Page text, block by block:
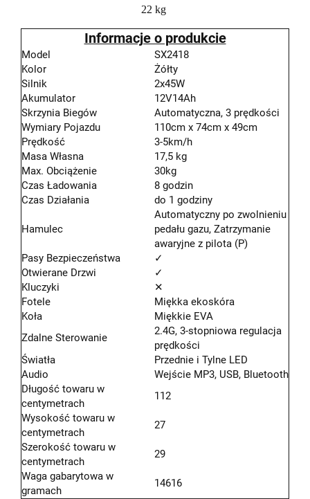
22 kg
Informacje o produkcie
Model
SX2418
Kolor
Żółty
Silnik
2x45W
Akumulator
12V14Ah
Skrzynia Biegów
Automatyczna, 3 prędkości
Wymiary Pojazdu
110cm x 74cm x 49cm
Prędkość
3-5km/h
Masa Własna
17,5 kg
Max. Obciążenie
30kg
Czas Ładowania
8 godzin
Czas Działania
do 1 godziny
Hamulec
Automatyczny po zwolnieniu
pedału gazu, Zatrzymanie
awaryjne z pilota (P)
Pasy Bezpieczeństwa
✓
Otwierane Drzwi
✓
Kluczyki
✕
Fotele
Miękka ekoskóra
Koła
Miękkie EVA
Zdalne Sterowanie
2.4G, 3-stopniowa regulacja
prędkości
Światła
Przednie i Tylne LED
Audio
Wejście MP3, USB, Bluetooth
Długość towaru w
centymetrach
112
Wysokość towaru w
centymetrach
27
Szerokość towaru w
centymetrach
29
Waga gabarytowa w
gramach
14616